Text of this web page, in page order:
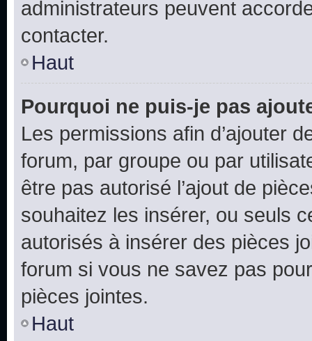
administrateurs peuvent
contacter.
Haut
Pourquoi ne puis-je pas
Les permissions afin d’ajouter
forum, par groupe ou par
être pas autorisé l’ajout de
souhaitez les insérer, ou seuls
autorisés à insérer des pièces
forum si vous ne savez pas
pièces jointes.
Haut